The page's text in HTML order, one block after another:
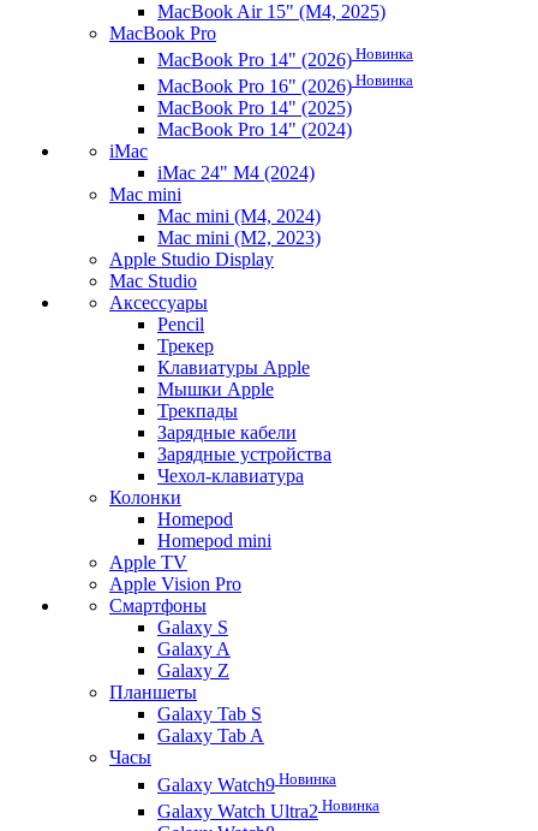
MacBook Air 15" (M4, 2025)
MacBook Pro
MacBook Pro 14" (2026) Новинка
MacBook Pro 16" (2026) Новинка
MacBook Pro 14" (2025)
MacBook Pro 14" (2024)
iMac
iMac 24" M4 (2024)
Mac mini
Mac mini (M4, 2024)
Mac mini (M2, 2023)
Apple Studio Display
Mac Studio
Аксессуары
Pencil
Трекер
Клавиатуры Apple
Мышки Apple
Трекпады
Зарядные кабели
Зарядные устройства
Чехол-клавиатура
Колонки
Homepod
Homepod mini
Apple TV
Apple Vision Pro
Смартфоны
Galaxy S
Galaxy A
Galaxy Z
Планшеты
Galaxy Tab S
Galaxy Tab A
Часы
Galaxy Watch9 Новинка
Galaxy Watch Ultra2 Новинка